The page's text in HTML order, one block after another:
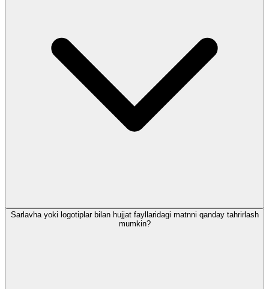
Sarlavha yoki logotiplar bilan hujjat fayllaridagi matnni qanday tahrirlash
mumkin?